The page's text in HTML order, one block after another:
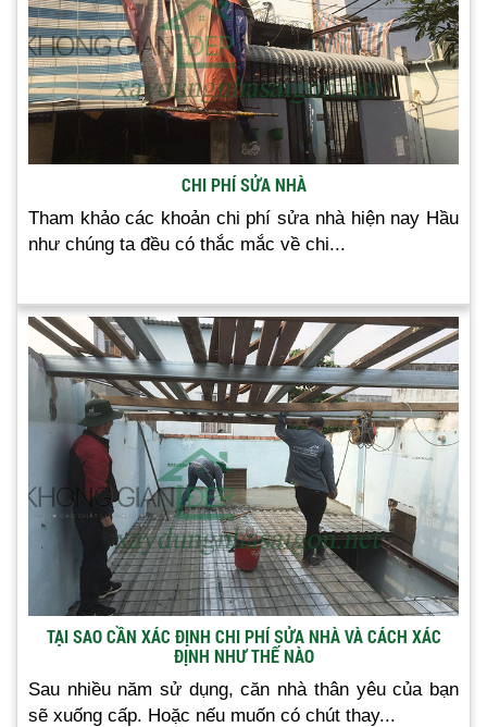
CHI PHÍ SỬA NHÀ
Tham khảo các khoản chi phí sửa nhà hiện nay Hầu
như chúng ta đều có thắc mắc về chi...
TẠI SAO CẦN XÁC ĐỊNH CHI PHÍ SỬA NHÀ VÀ CÁCH XÁC
ĐỊNH NHƯ THẾ NÀO
Sau nhiều năm sử dụng, căn nhà thân yêu của bạn
sẽ xuống cấp. Hoặc nếu muốn có chút thay...